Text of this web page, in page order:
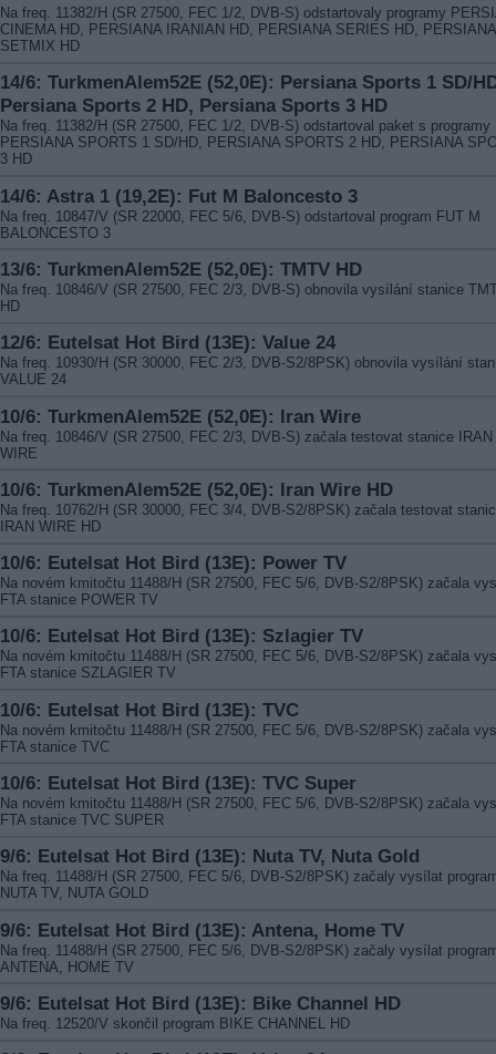
Na freq. 11382/H (SR 27500, FEC 1/2, DVB-S) odstartovaly programy
CINEMA HD, PERSIANA IRANIAN HD, PERSIANA SERIES HD, PERSIANA
SETMIX HD
14/6: TurkmenAlem52E (52,0E): Persiana Sports 1 SD/
Persiana Sports 2 HD, Persiana Sports 3 HD
Na freq. 11382/H (SR 27500, FEC 1/2, DVB-S) odstartoval paket s programy
PERSIANA SPORTS 1 SD/HD, PERSIANA SPORTS 2 HD, PERSIANA
3 HD
14/6: Astra 1 (19,2E): Fut M Baloncesto 3
Na freq. 10847/V (SR 22000, FEC 5/6, DVB-S) odstartoval program FUT M
BALONCESTO 3
13/6: TurkmenAlem52E (52,0E): TMTV HD
Na freq. 10846/V (SR 27500, FEC 2/3, DVB-S) obnovila vysílání stanice
HD
12/6: Eutelsat Hot Bird (13E): Value 24
Na freq. 10930/H (SR 30000, FEC 2/3, DVB-S2/8PSK) obnovila vysílání
VALUE 24
10/6: TurkmenAlem52E (52,0E): Iran Wire
Na freq. 10846/V (SR 27500, FEC 2/3, DVB-S) začala testovat stanice IRAN
WIRE
10/6: TurkmenAlem52E (52,0E): Iran Wire HD
Na freq. 10762/H (SR 30000, FEC 3/4, DVB-S2/8PSK) začala testovat
IRAN WIRE HD
10/6: Eutelsat Hot Bird (13E): Power TV
Na novém kmitočtu 11488/H (SR 27500, FEC 5/6, DVB-S2/8PSK) začala
FTA stanice POWER TV
10/6: Eutelsat Hot Bird (13E): Szlagier TV
Na novém kmitočtu 11488/H (SR 27500, FEC 5/6, DVB-S2/8PSK) začala
FTA stanice SZLAGIER TV
10/6: Eutelsat Hot Bird (13E): TVC
Na novém kmitočtu 11488/H (SR 27500, FEC 5/6, DVB-S2/8PSK) začala
FTA stanice TVC
10/6: Eutelsat Hot Bird (13E): TVC Super
Na novém kmitočtu 11488/H (SR 27500, FEC 5/6, DVB-S2/8PSK) začala
FTA stanice TVC SUPER
9/6: Eutelsat Hot Bird (13E): Nuta TV, Nuta Gold
Na freq. 11488/H (SR 27500, FEC 5/6, DVB-S2/8PSK) začaly vysílat
NUTA TV, NUTA GOLD
9/6: Eutelsat Hot Bird (13E): Antena, Home TV
Na freq. 11488/H (SR 27500, FEC 5/6, DVB-S2/8PSK) začaly vysílat
ANTENA, HOME TV
9/6: Eutelsat Hot Bird (13E): Bike Channel HD
Na freq. 12520/V skončil program BIKE CHANNEL HD